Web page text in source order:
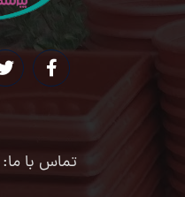
تماس با